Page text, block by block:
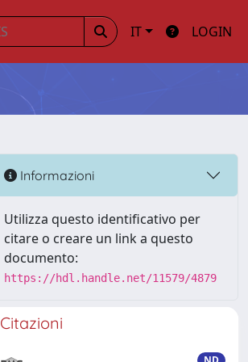
IT LOGIN
Informazioni
Utilizza questo identificativo per
citare o creare un link a questo
documento:
https://hdl.handle.net/11579/4879
Citazioni